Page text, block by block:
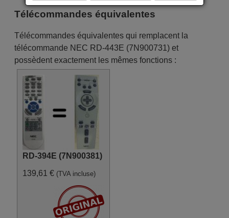
Télécommandes équivalentes
Télécommandes équivalentes qui remplacent la
télécommande NEC RD-443E (7N900731) et
possèdent exactement les mêmes fonctions :
RD-394E (7N900381)
139,61 € (TVA incluse)